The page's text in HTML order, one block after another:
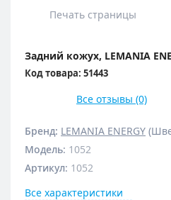
Печать страницы
Задний кожух, LEMANIA
Код товара: 51443
Все отзывы (0)
Бренд: LEMANIA ENERGY
Модель: 1052
Артикул: 1052
Все характеристики